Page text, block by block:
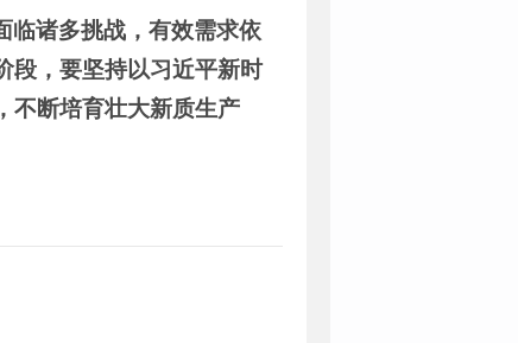
临诸多挑战，有效需求依
段，要坚持以习近平新时
不断培育壮大新质生产